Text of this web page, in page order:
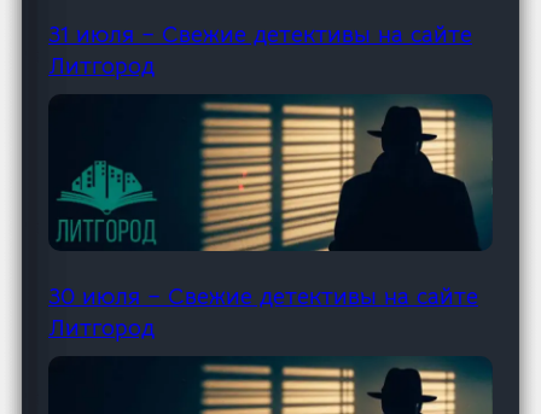
31 июля – Свежие детективы на сайте
Литгород
30 июля – Свежие детективы на сайте
Литгород